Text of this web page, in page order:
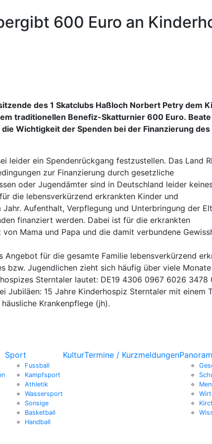
600 Euro an
des 1 Skatclubs Haßloch Norbert Petry dem
traditionellen Benefiz-Skatturnier 600 Euro.
Wichtigkeit der Spenden bei der Finanzierung
leider ein Spendenrückgang festzustellen. Das Land
zur Finanzierung durch gesetzliche
oder Jugendämter sind in Deutschland leider
die lebensverkürzend erkrankten Kinder und
Aufenthalt, Verpflegung und Unterbringung der
finanziert werden. Dabei ist für die erkrankten
Mama und Papa und die damit verbundene
für die gesamte Familie lebensverkürzend
bzw. Jugendlichen zieht sich häufig über viele Monate
Sterntaler lautet: DE19 4306 0967 6026
Jubiläen: 15 Jahre Kinderhospiz Sterntaler mit einem
Krankenpflege (jh).
Sport
Fussball
Kampfsport
Athletik
Wassersport
Sonsige
Basketball
Handball
KulturTermine / Kurzmeldungen